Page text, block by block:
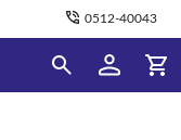
0512-40043